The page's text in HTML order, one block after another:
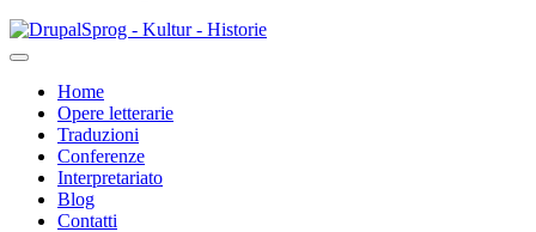
Salta
al
principale
Sprog - Kultur - Historie
Primær
navigation
Home
Opere letterarie
Traduzioni
Conferenze
Interpretariato
Blog
Contatti